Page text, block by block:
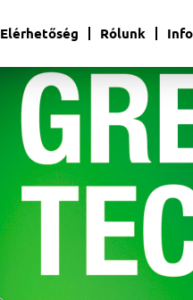
Elérhetőség Rólunk